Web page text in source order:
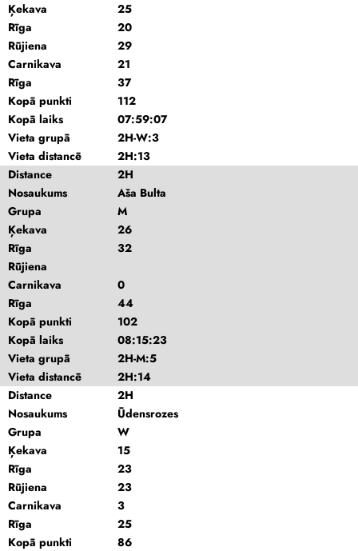
Ķekava
25
Rīga
20
Rūjiena
29
Carnikava
21
Rīga
37
Kopā punkti
112
Kopā laiks
07:59:07
Vieta grupā
2H-W:3
Vieta distancē
2H:13
Distance
2H
Nosaukums
Aša Bulta
Grupa
M
Ķekava
26
Rīga
32
Rūjiena
Carnikava
0
Rīga
44
Kopā punkti
102
Kopā laiks
08:15:23
Vieta grupā
2H-M:5
Vieta distancē
2H:14
Distance
2H
Nosaukums
Ūdensrozes
Grupa
W
Ķekava
15
Rīga
23
Rūjiena
23
Carnikava
3
Rīga
25
Kopā punkti
86